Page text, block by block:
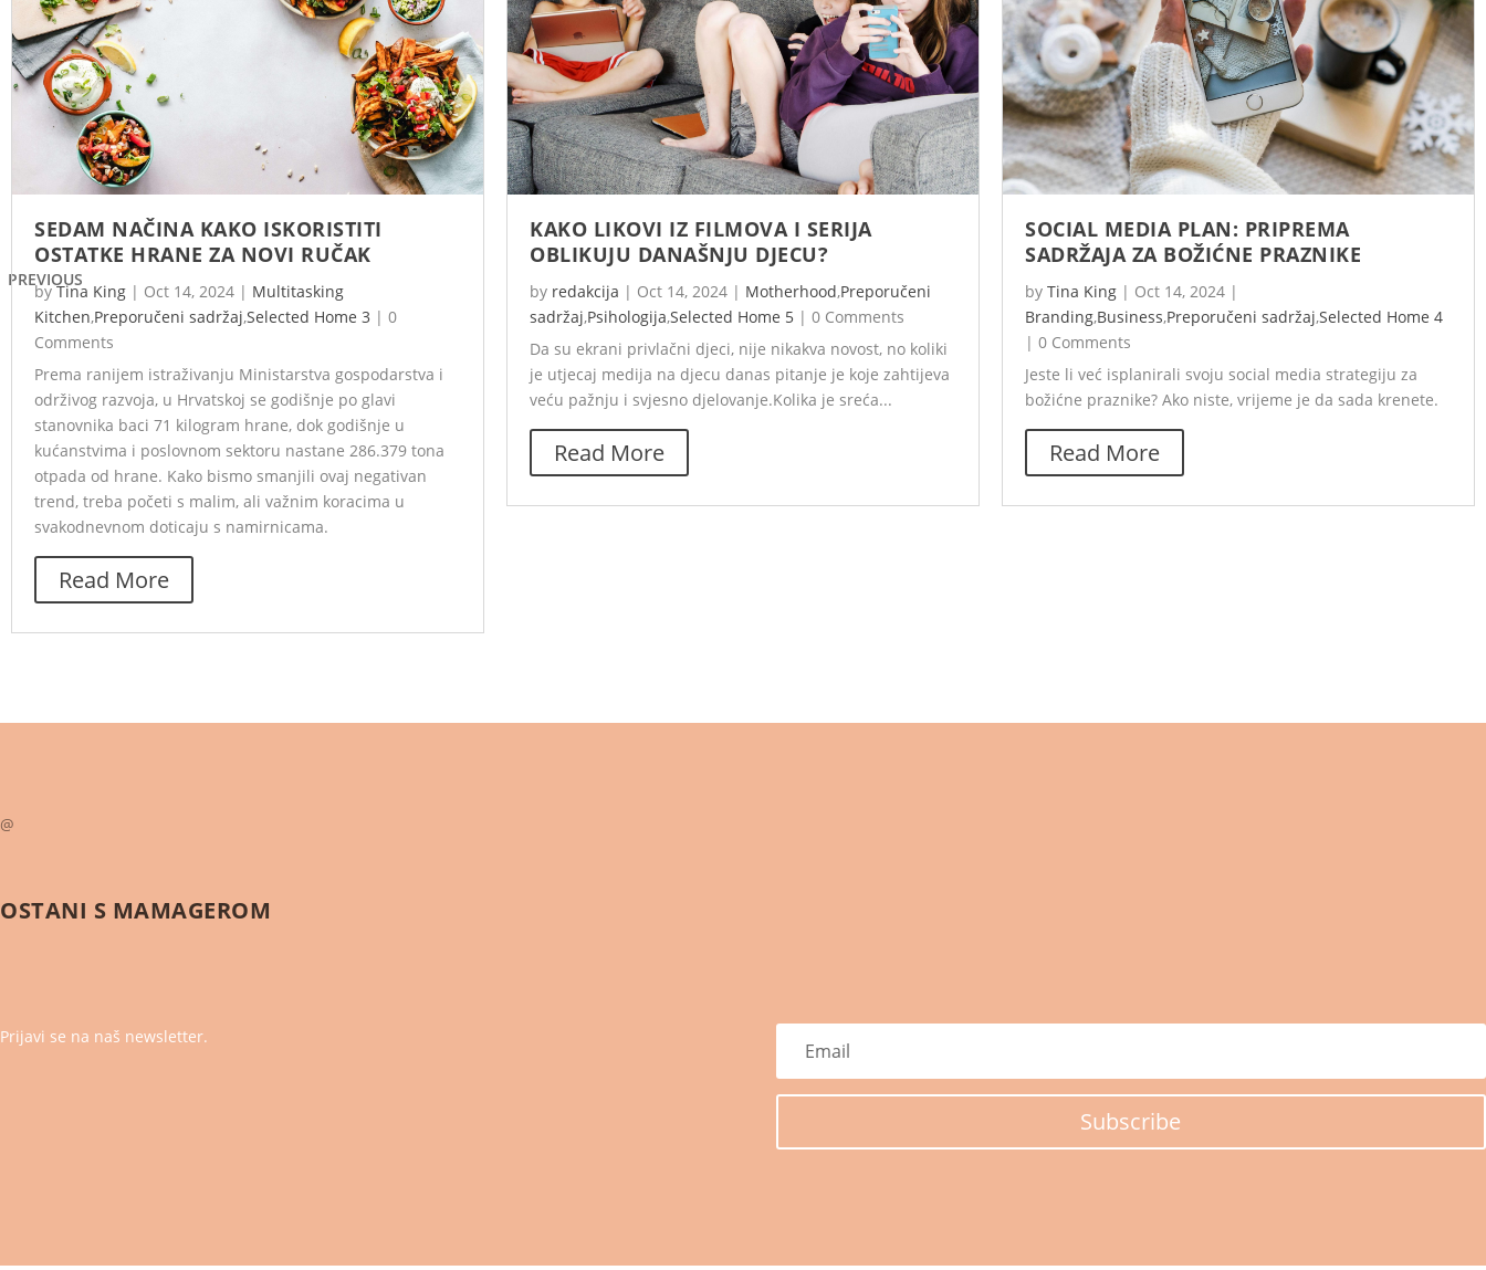
PREVIOUS
SEDAM NAČINA KAKO ISKORISTITI
OSTATKE HRANE ZA NOVI RUČAK
by Tina King | Oct 14, 2024 | Multitasking
Kitchen,Preporučeni sadržaj,Selected Home 3 | 0
Comments
Prema ranijem istraživanju Ministarstva gospodarstva i
održivog razvoja, u Hrvatskoj se godišnje po glavi
stanovnika baci 71 kilogram hrane, dok godišnje u
kućanstvima i poslovnom sektoru nastane 286.379 tona
otpada od hrane. Kako bismo smanjili ovaj negativan
trend, treba početi s malim, ali važnim koracima u
svakodnevnom doticaju s namirnicama.
Read More
KAKO LIKOVI IZ FILMOVA I SERIJA
OBLIKUJU DANAŠNJU DJECU?
by redakcija | Oct 14, 2024 | Motherhood,Preporučeni
sadržaj,Psihologija,Selected Home 5 | 0 Comments
Da su ekrani privlačni djeci, nije nikakva novost, no koliki
je utjecaj medija na djecu danas pitanje je koje zahtijeva
veću pažnju i svjesno djelovanje.Kolika je sreća...
Read More
SOCIAL MEDIA PLAN: PRIPREMA
SADRŽAJA ZA BOŽIĆNE PRAZNIKE
by Tina King | Oct 14, 2024 |
Branding,Business,Preporučeni sadržaj,Selected Home 4
| 0 Comments
Jeste li već isplanirali svoju social media strategiju za
božićne praznike? Ako niste, vrijeme je da sada krenete.
Read More
@
OSTANI S MAMAGEROM
Prijavi se na naš newsletter.
Subscribe